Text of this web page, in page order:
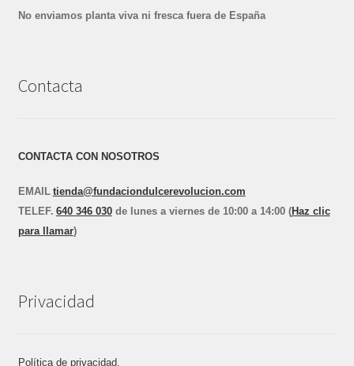
No enviamos planta viva ni fresca fuera de España
Contacta
CONTACTA CON NOSOTROS
EMAIL tienda@fundaciondulcerevolucion.com
TELEF. 640 346 030de lunes a viernes de 10:00 a 14:00 (Haz clic
para llamar)
Privacidad
Política de privacidad.